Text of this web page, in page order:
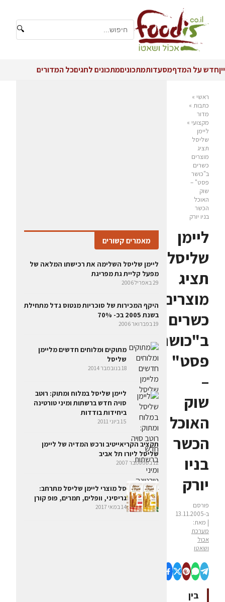
🔍
ייןחדש על המדףמסעדותמתכוניםמתכונים לחגיםכל המדורים
ראשי »
כתבות »
מדור
מקצועי »
ליימן
שליסל
תציג
מוצרים
כשרים
ב"כושר
פסט" –
שוק
האוכל
הכשר
בניו יורק
ליימן
שליסל
תציג
מוצרים
כשרים
ב"כושר
פסט"
–
שוק
האוכל
הכשר
בניו
יורק
פורסם
ב-13.11.2005
| מאת:
מערכת
אכול
ושאטו
בין
מאמרים קשורים
ליימן שליסל השלימה את רכישתו המלאה של
מפעל קליית גת מפריגת
29 באפריל 2006
היקף המכירות של סוכריות מנטוס גדל מתחילת
בשנת 2005 בכ- 70%
19 בפברואר 2006
מתוקים ומלוחים חדשים מליימן
שליסל
18 בנובמבר 2014
ליימן שליסל במלוח ומתוק: רוטב
סויה חדש ברשתות ומיני טורטינה
ביחידות בודדות
15 ביוני 2011
תקציב הקריאייטיב ורכש המדיה של ליימן
שליסל ליורו תל אביב
12 בספטמבר 2007
סל מוצרי ליימן שליסל מתרחב:
גריסיני, וופלים, תמרים, פופ קורן
14 במאי 2017